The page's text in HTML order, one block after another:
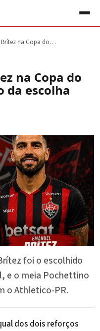
na Copa do…
na Copa do
da escolha
foi o escolhido
e o meia Pochettino
o Athletico-PR.
dos dois reforços